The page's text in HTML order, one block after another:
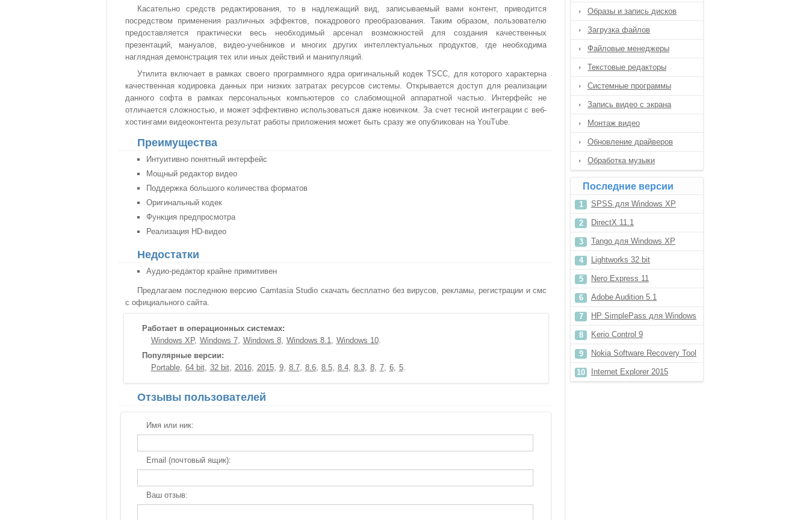
Касательно средств редактирования, то в надлежащий вид, записываемый вами контент, приводится
посредством применения различных эффектов, покадрового преобразования. Таким образом, пользователю
предоставляется практически весь необходимый арсенал возможностей для создания качественных
презентаций, мануалов, видео-учебников и многих других интеллектуальных продуктов, где необходима
наглядная демонстрация тех или иных действий и манипуляций.
Утилита включает в рамках своего программного ядра оригинальный кодек TSCC, для которого характерна
качественная кодировка данных при низких затратах ресурсов системы. Открывается доступ для реализации
данного софта в рамках персональных компьютеров со слабомощной аппаратной частью. Интерфейс не
отличается сложностью, и может эффективно использоваться даже новичком. За счет тесной интеграции с веб-
хостингами видеоконтента результат работы приложения может быть сразу же опубликован на YouTube.
Преимущества
Интуитивно понятный интерфейс
Мощный редактор видео
Поддержка большого количества форматов
Оригинальный кодек
Функция предпросмотра
Реализация HD-видео
Недостатки
Аудио-редактор крайне примитивен
Предлагаем последнюю версию Camtasia Studio скачать бесплатно без вирусов, рекламы, регистрации и смс
с официального сайта.
Работает в операционных системах:
Windows XP
Windows 7 Windows 8 Windows 8.1
Windows 10
Популярные версии:
Portable
64 bit 32 bit 2016 2015 9 8.7 8.6 8.5 8.4 8.3 8 7 6 5
Отзывы пользователей
Имя или ник:
Email (почтовый ящик):
Ваш отзыв:
Образы и запись дисков
Загрузка файлов
Файловые менеджеры
Текстовые редакторы
Системные программы
Запись видео с экрана
Монтаж видео
Обновление драйверов
Обработка музыки
Последние версии
SPSS для Windows XP
DirectX 11.1
Tango для Windows XP
Lightworks 32 bit
Nero Express 11
Adobe Audition 5.1
HP SimplePass для Windows
10
Kerio Control 9
Nokia Software Recovery Tool
6.2
Internet Explorer 2015